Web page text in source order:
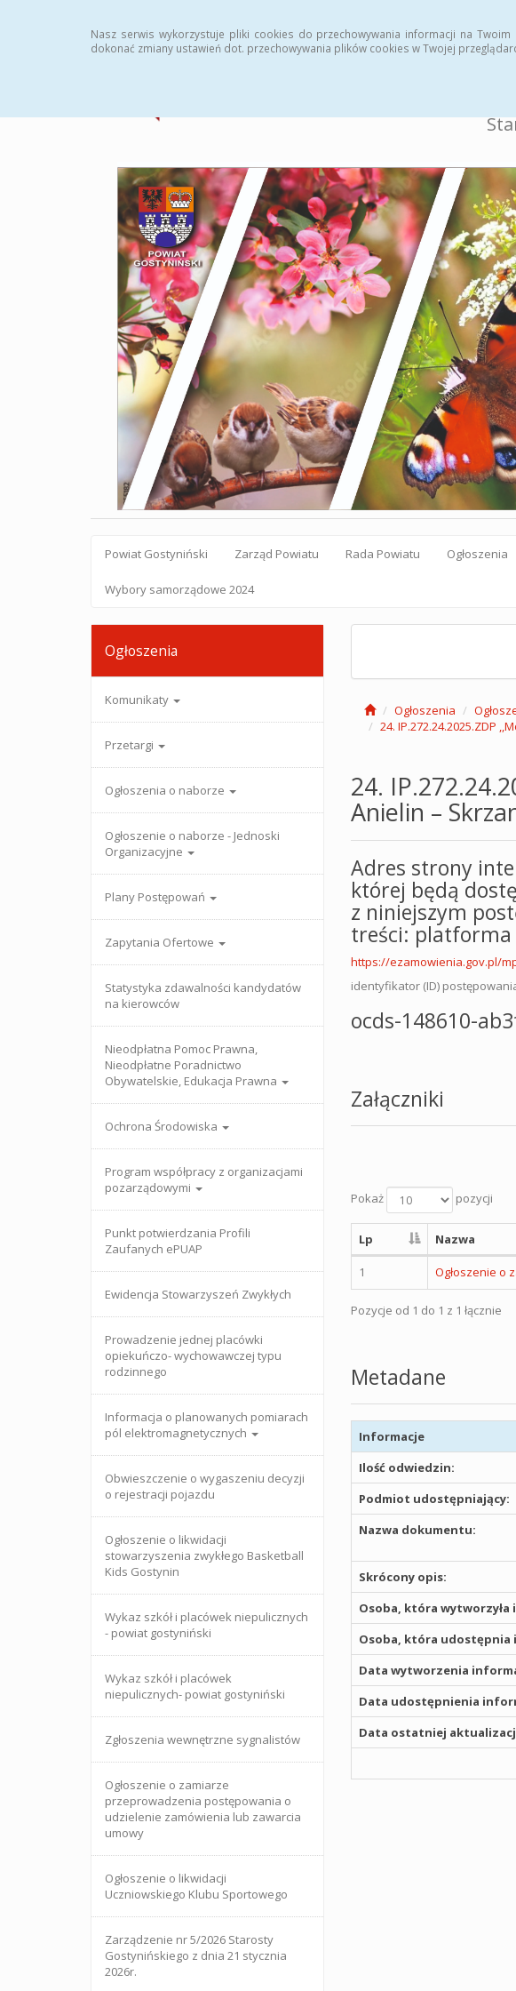
Nasz serwis wykorzystuje pliki cookies do przechowywania informacji na
dokonać zmiany ustawień dot. przechowywania plików cookies w Twojej
Powiat Gostyniński Zarząd Powiatu Rada Powiatu Ogłoszenia
Wybory samorządowe 2024
Ogłoszenia
Komunikaty
Przetargi
Ogłoszenia o naborze
Ogłoszenie o naborze - Jednoski
Organizacyjne
Plany Postępowań
Zapytania Ofertowe
Statystyka zdawalności kandydatów
na kierowców
Nieodpłatna Pomoc Prawna,
Nieodpłatne Poradnictwo
Obywatelskie, Edukacja Prawna
Ochrona Środowiska
Program współpracy z organizacjami
pozarządowymi
Punkt potwierdzania Profili
Zaufanych ePUAP
Ewidencja Stowarzyszeń Zwykłych
Prowadzenie jednej placówki
opiekuńczo- wychowawczej typu
rodzinnego
Informacja o planowanych pomiarach
pól elektromagnetycznych
Obwieszczenie o wygaszeniu decyzji
o rejestracji pojazdu
Ogłoszenie o likwidacji
stowarzyszenia zwykłego Basketball
Kids Gostynin
Wykaz szkół i placówek niepulicznych
- powiat gostyniński
Wykaz szkół i placówek
niepulicznych- powiat gostyniński
Zgłoszenia wewnętrzne sygnalistów
Ogłoszenie o zamiarze
przeprowadzenia postępowania o
udzielenie zamówienia lub zawarcia
umowy
Ogłoszenie o likwidacji
Uczniowskiego Klubu Sportowego
Zarządzenie nr 5/2026 Starosty
Gostynińskiego z dnia 21 stycznia
2026r.
Ogłoszenia
24. IP.272.24.2025.ZDP
24.
Anielin –
Adres strony
której będą
z niniejszym
treści: platforma
https://ezamowienia.gov.pl/
identyfikator (ID)
ocds-148610-
Załączniki
Pokaż pozycji
Lp Nazwa
1 Ogłoszenie o
Pozycje od 1 do 1 z 1 łącznie
Metadane
Informacje
Ilość odwiedzin:
Podmiot udostępniający:
Nazwa dokumentu:
Skrócony opis:
Osoba, która wytworzyła
Osoba, która udostępnia
Data wytworzenia
Data udostępnienia
Data ostatniej